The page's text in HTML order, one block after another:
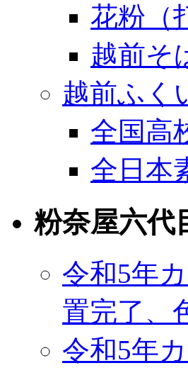
花粉（
越前そ
越前ふく
全国高
全日本
粉奈屋六代
令和5年
置完了、
令和5年